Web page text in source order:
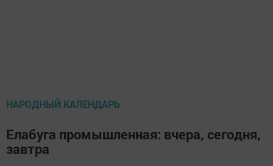
НАРОДНЫЙ КАЛЕНДАРЬ
Елабуга промышленная: вчера, сегодня,
завтра